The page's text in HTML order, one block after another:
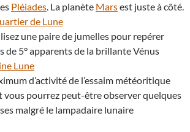
Pléiades. La planète Marsest juste à côté.
de Lune
une paire de jumelles pour repérer
de 5° apparents de la brillante Vénus
Lune
d’activité de l’essaim météoritique
vous pourrez peut-être observer quelques
malgré le lampadaire lunaire